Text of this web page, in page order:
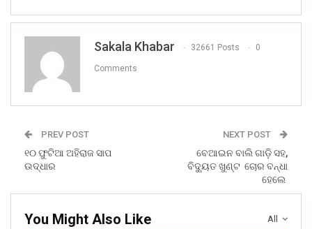
Sakala Khabar 32661 Posts 0
Comments
PREV POST
୧୦ ଫୁଟିଆ ଅହିରାଜ ସାପ
ଉଦ୍ଧାର
NEXT POST
ବେଆଇନ ବାଲି ଗାଡ଼ି ସହ,
ବିଦ୍ୟୁତ ଖୁଣ୍ଟ ଚୋର ବନ୍ଧା
ହେଲେ
All
You Might Also Like